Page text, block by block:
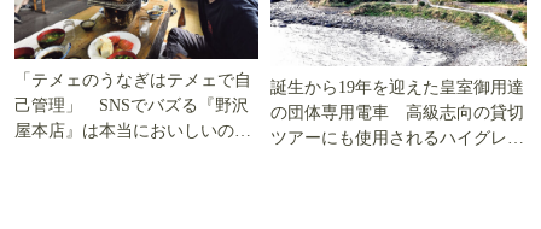
「テメェのうなぎはテメェで自
己管理」 SNSでバズる『野沢
屋本店』は本当においしいの
誕生から19年を迎えた皇室御用達
の団体専用電車 高級志向の貸切
ツアーにも使用されるハイグレー